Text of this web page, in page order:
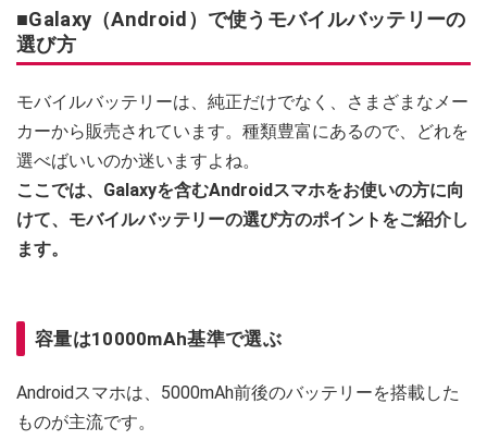
■Galaxy（Android）で使うモバイルバッテリーの
選び方
モバイルバッテリーは、純正だけでなく、さまざまなメー
カーから販売されています。種類豊富にあるので、どれを
選べばいいのか迷いますよね。
ここでは、Galaxyを含むAndroidスマホをお使いの方に向
けて、モバイルバッテリーの選び方のポイントをご紹介し
ます。
容量は10000mAh基準で選ぶ
Androidスマホは、5000mAh前後のバッテリーを搭載した
ものが主流です。